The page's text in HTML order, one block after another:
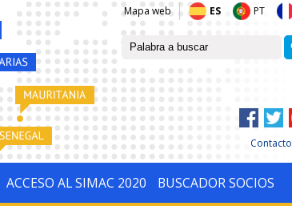
Mapa web ES PT
Contacto
ACCESO AL SIMAC 2020 BUSCADOR SOCIOS